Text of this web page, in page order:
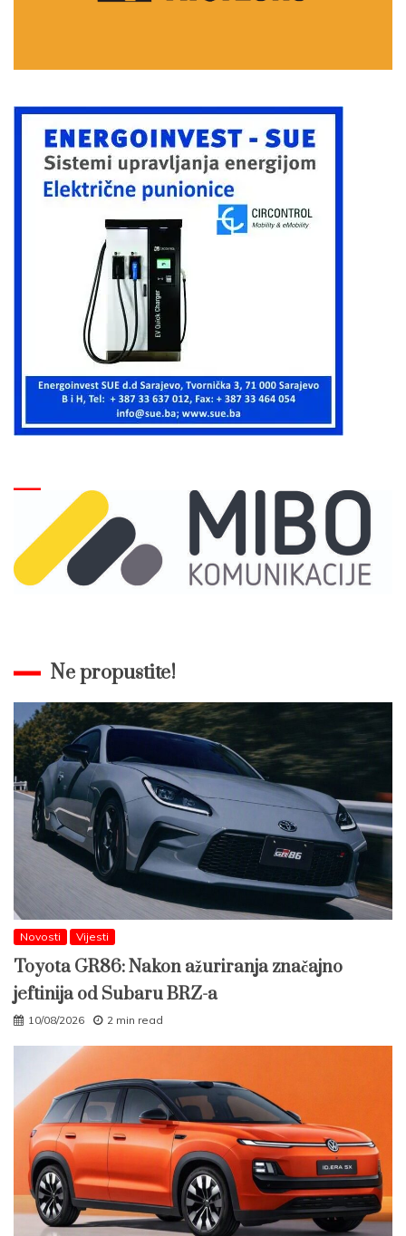
Ne propustite!
Novosti Vijesti
Toyota GR86: Nakon ažuriranja značajno
jeftinija od Subaru BRZ-a
10/08/2026 2 min read